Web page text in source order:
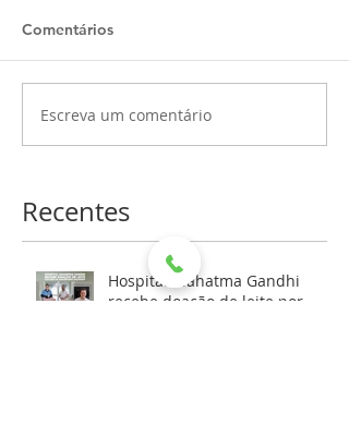
Comentários
Escreva um comentário
Recentes
Hospital Mahatma Gandhi
recebe doação de leite por